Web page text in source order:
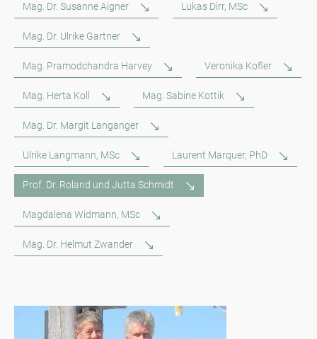
Mag. Dr. Susanne Aigner Lukas Dirr, MSc
Mag. Dr. Ulrike Gartner
Mag. Pramodchandra Harvey Veronika Kofler
Mag. Herta Koll Mag. Sabine Kottik
Mag. Dr. Margit Langanger
Ulrike Langmann, MSc Laurent Marquer, PhD
Prof. Dr. Roland und Jutta Schmidt
Magdalena Widmann, MSc
Mag. Dr. Helmut Zwander